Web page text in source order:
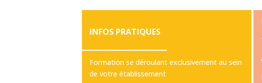
INFOS PRATIQUES
Formation se déroulant exclusivement au sein
de votre établissement